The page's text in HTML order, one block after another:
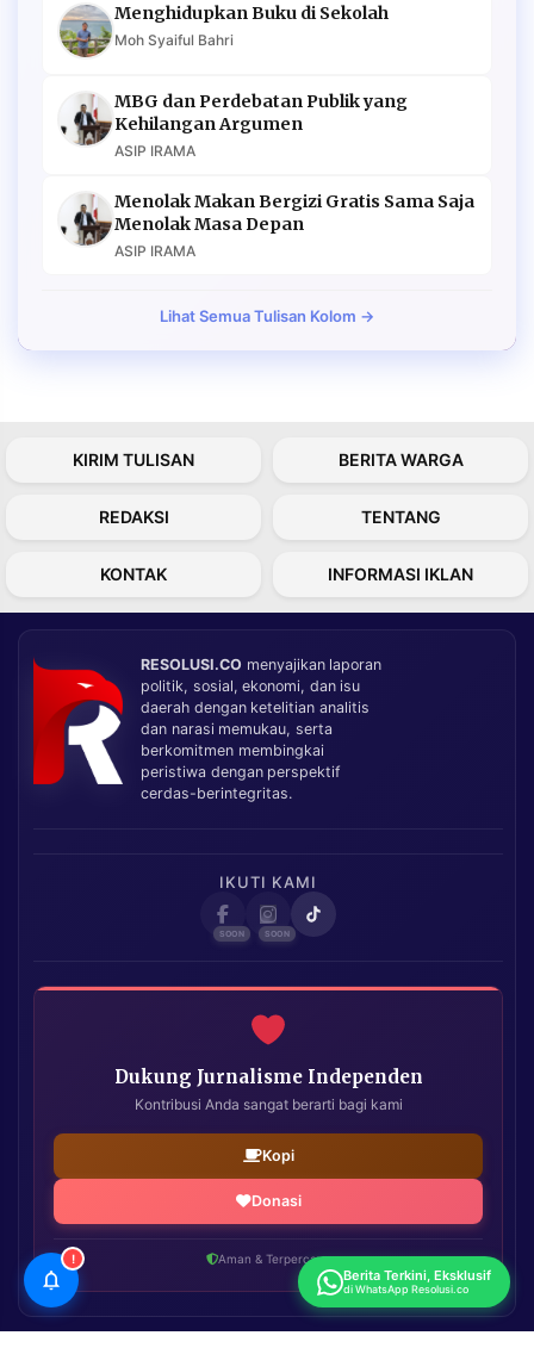
Menghidupkan Buku di Sekolah
Moh Syaiful Bahri
MBG dan Perdebatan Publik yang
Kehilangan Argumen
ASIP IRAMA
Menolak Makan Bergizi Gratis Sama Saja
Menolak Masa Depan
ASIP IRAMA
Lihat Semua Tulisan Kolom →
KIRIM TULISAN BERITA WARGA
REDAKSI TENTANG
KONTAK INFORMASI IKLAN
RESOLUSI.CO menyajikan laporan
politik, sosial, ekonomi, dan isu
daerah dengan ketelitian analitis
dan narasi memukau, serta
berkomitmen membingkai
peristiwa dengan perspektif
cerdas-berintegritas.
IKUTI KAMI
Dukung Jurnalisme Independen
Kontribusi Anda sangat berarti bagi kami
Kopi
Donasi
Aman & Terpercaya
!
Berita Terkini, Eksklusif
di WhatsApp Resolusi.co